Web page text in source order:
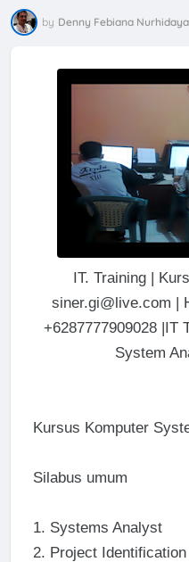
by Denny Febiana
IT. Training |
siner.gi@live.com |
+6287777909028 |IT
System
Kursus Komputer
Silabus umum
1. Systems Analyst
2. Project